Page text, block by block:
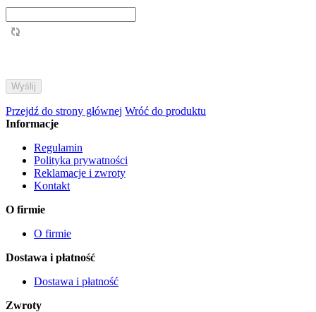
Przejdź do strony głównej Wróć do produktu
Informacje
Regulamin
Polityka prywatności
Reklamacje i zwroty
Kontakt
O firmie
O firmie
Dostawa i płatność
Dostawa i płatność
Zwroty